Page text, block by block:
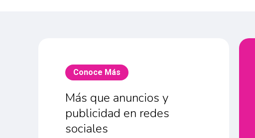
Conoce Más
Más que anuncios y
publicidad en redes
sociales